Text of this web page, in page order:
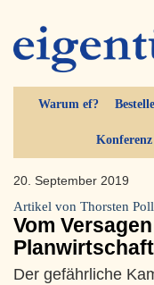
Warum ef?
Konferenz
20. September 2019
Artikel von Thorsten
Vom
Planwirtschaft
Der gefährliche